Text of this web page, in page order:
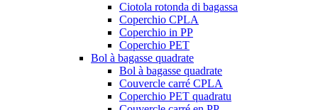
Ciotola rotonda di bagassa
Coperchio CPLA
Coperchio in PP
Coperchio PET
Bol à bagasse quadrate
Bol à bagasse quadrate
Couvercle carré CPLA
Coperchio PET quadratu